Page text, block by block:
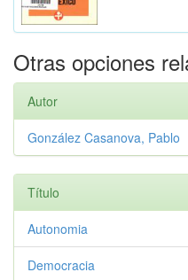
Otras opciones
Autor
González Casanova, Pablo
Título
Autonomia
Democracia